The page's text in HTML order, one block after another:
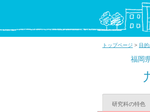
トップページ > 目
福岡
研究科の特色